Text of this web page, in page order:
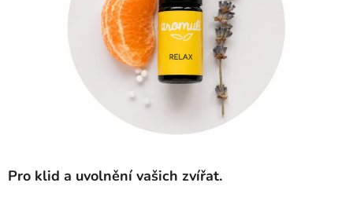
Pro klid a uvolnění vašich zvířat.